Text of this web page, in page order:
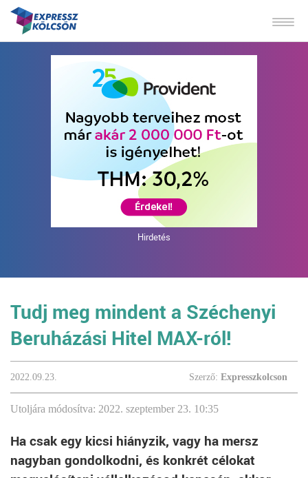
Hirdetés
Tudj meg mindent a Széchenyi
Beruházási Hitel MAX-ról!
2022.09.23. Szerző: Expresszkolcson
Utoljára módosítva: 2022. szeptember 23. 10:35
Ha csak egy kicsi hiányzik, vagy ha mersz
nagyban gondolkodni, és konkrét célokat